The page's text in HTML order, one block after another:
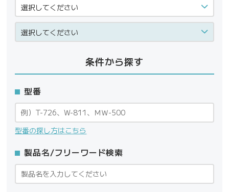
条件から探す
型番
型番の探し方はこちら
製品名/フリーワード検索